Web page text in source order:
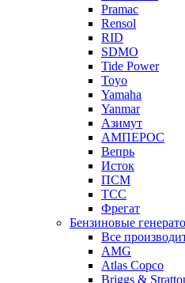
Pramac
Rensol
RID
SDMO
Tide Power
Toyo
Yamaha
Yanmar
Азимут
АМПЕРОС
Вепрь
Исток
ПСМ
ТСС
Фрегат
Бензиновые
Все
AMG
Atlas Copco
Briggs &